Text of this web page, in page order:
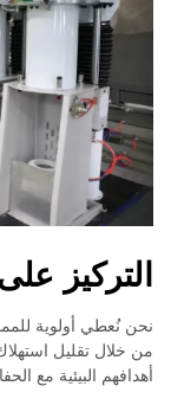
التركيز
نحن نُعطي أولوية
من خلال تقليل
أهدافهم البيئية مع